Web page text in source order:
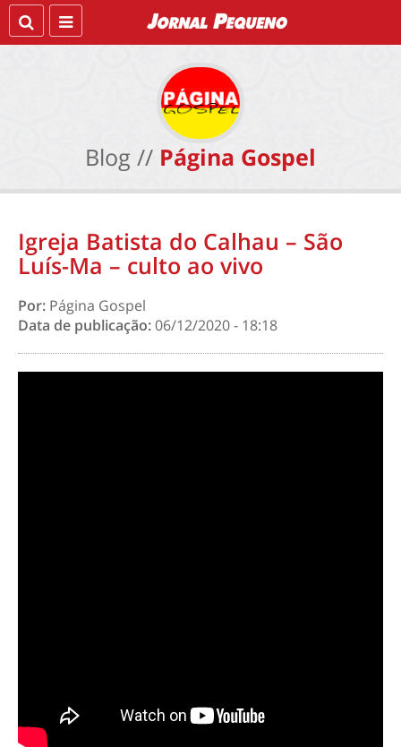
Blog // Página Gospel
Igreja Batista do Calhau – São
Luís-Ma – culto ao vivo
Por: Página Gospel
Data de publicação:06/12/2020 - 18:18